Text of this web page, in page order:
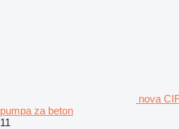
nova
pumpa za beton
11